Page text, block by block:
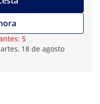
5
18 de agosto